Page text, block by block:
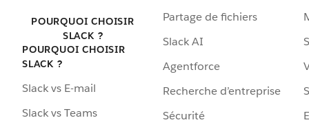
POURQUOI CHOISIR
SLACK ?
POURQUOI CHOISIR
SLACK ?
Slack vs E-mail
Slack vs Teams
Partage de fichiers
Slack AI
Agentforce
Recherche d’entreprise
Sécurité